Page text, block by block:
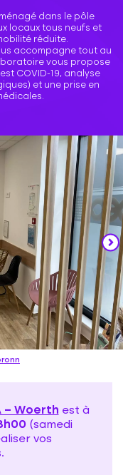
dans le pôle
locaux tous neufs et
réduite.
accompagne tout au
vous propose
COVID-19, analyse
et une prise en
– Woerth est à
(samedi
vos